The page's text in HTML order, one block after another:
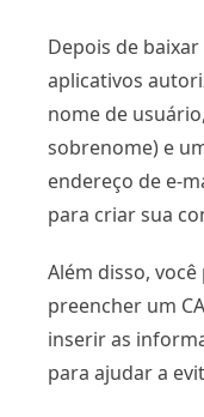
Depois de
aplicativos
nome de
sobrenome) e
endereço de e-
para criar sua
Além disso,
preencher um
inserir as
para ajudar a